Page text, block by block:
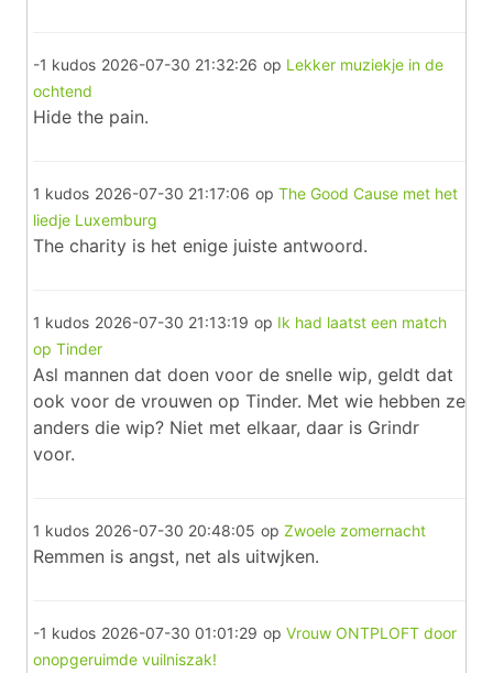
-1 kudos 2026-07-30 21:32:26 op Lekker muziekje in de
ochtend
Hide the pain.
1 kudos 2026-07-30 21:17:06 op The Good Cause met het
liedje Luxemburg
The charity is het enige juiste antwoord.
1 kudos 2026-07-30 21:13:19 op Ik had laatst een match
op Tinder
Asl mannen dat doen voor de snelle wip, geldt dat
ook voor de vrouwen op Tinder. Met wie hebben ze
anders die wip? Niet met elkaar, daar is Grindr
voor.
1 kudos 2026-07-30 20:48:05 op Zwoele zomernacht
Remmen is angst, net als uitwjken.
-1 kudos 2026-07-30 01:01:29 op Vrouw ONTPLOFT door
onopgeruimde vuilniszak!